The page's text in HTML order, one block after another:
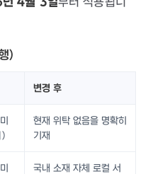
)
변경 후
현재 위탁 없음을 명확히
기재
국내 소재 자체 로컬 서